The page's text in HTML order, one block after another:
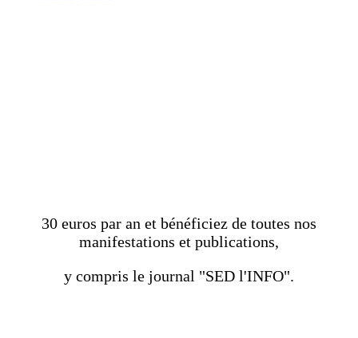
30 euros par an et bénéficiez de toutes nos
manifestations et publications,
y compris le journal "SED l'INFO".